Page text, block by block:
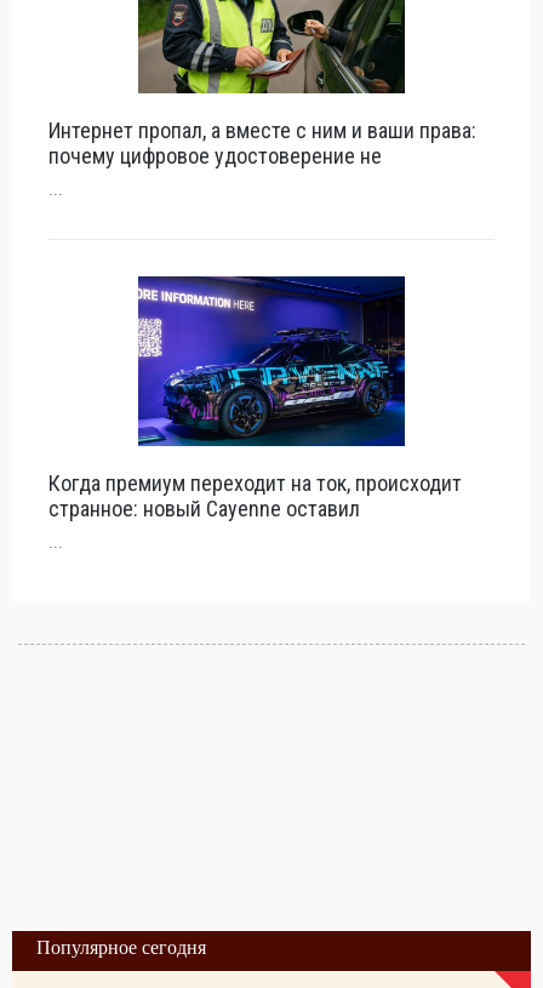
Интернет пропал, а вместе с ним и ваши права:
почему цифровое удостоверение не
...
Когда премиум переходит на ток, происходит
странное: новый Cayenne оставил
...
Популярное сегодня